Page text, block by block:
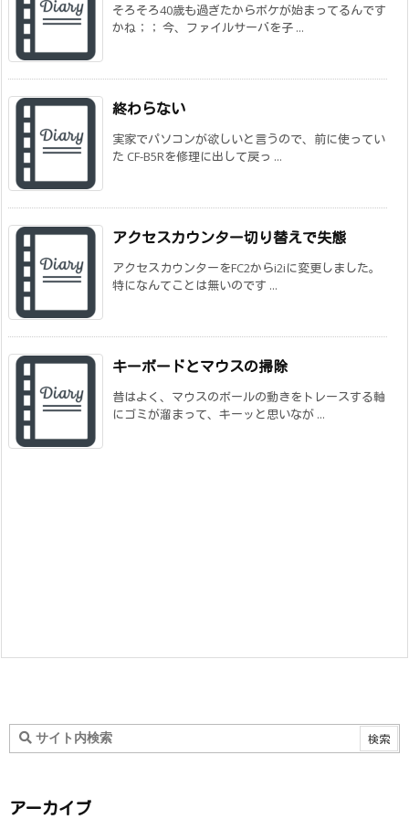
そろそろ40歳も過ぎたからボケが始まってるんです
かね；； 今、ファイルサーバを子 ...
終わらない
実家でパソコンが欲しいと言うので、前に使ってい
た CF-B5Rを修理に出して戻っ ...
アクセスカウンター切り替えで失態
アクセスカウンターをFC2からi2iに変更しました。
特になんてことは無いのです ...
キーボードとマウスの掃除
昔はよく、マウスのボールの動きをトレースする軸
にゴミが溜まって、キーッと思いなが ...
アーカイブ